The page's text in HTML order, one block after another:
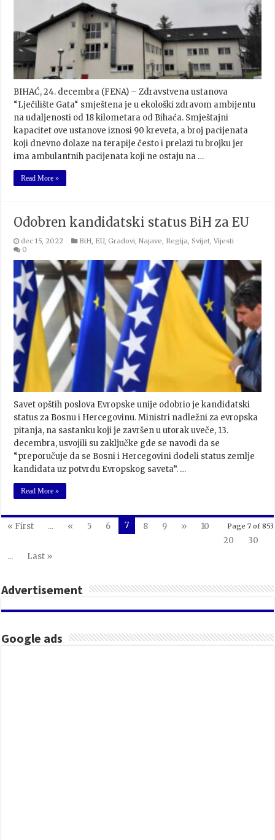
BIHAĆ, 24. decembra (FENA) – Zdravstvena ustanova
“Lječilište Gata“ smještena je u ekološki zdravom ambijentu
na udaljenosti od 18 kilometara od Bihaća. Smještajni
kapacitet ove ustanove iznosi 90 kreveta, a broj pacijenata
koji dnevno dolaze na terapije često i prelazi tu brojku jer
ima ambulantnih pacijenata koji ne ostaju na …
Read More »
Odobren kandidatski status BiH za EU
dec 15, 2022 BiH, EU, Gradovi,Najave, Regija,Svijet,Vijesti
0
Savet opštih poslova Evropske unije odobrio je kandidatski
status za Bosnu i Hercegovinu. Ministri nadležni za evropska
pitanja, na sastanku koji je završen u utorak uveče, 13.
decembra, usvojili su zaključke gde se navodi da se
“preporučuje da se Bosni i Hercegovini dodeli status zemlje
kandidata uz potvrdu Evropskog saveta”. …
Read More »
Page 7 of 853
« First ... « 5 6 7 8 9 »
10
20
30
...
Last »
Advertisement
Google ads